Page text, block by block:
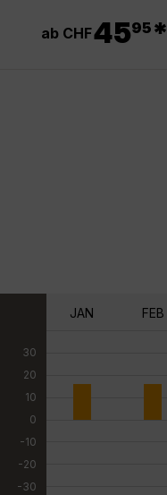
ab CHF4595 *
30
20
10
0
-10
-20
-30
JAN FEB